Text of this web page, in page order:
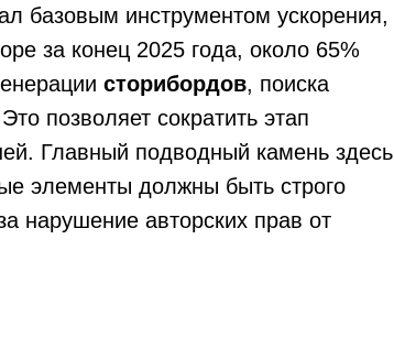
базовым инструментом ускорения,
за конец 2025 года, около 65%
сторибордов, поиска
позволяет сократить этап
Главный подводный камень здесь
элементы должны быть строго
нарушение авторских прав от